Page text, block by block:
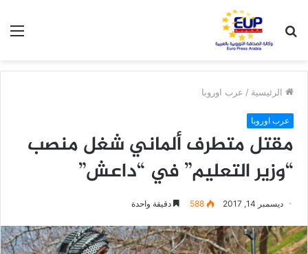
عن
الرئيسية / عرب اوروبا
عرب اوروبا
مقتل متطرف ألماني شغل منصب
“وزير التعليم” في “داعش”
ديسمبر 14, 2017 588 دقيقة واحدة